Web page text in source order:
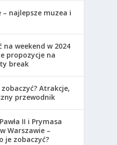
– najlepsze muzea i
na weekend w 2024
propozycje na
break
Atrakcje,
przewodnik
II i Prymasa
Warszawie –
je zobaczyć?